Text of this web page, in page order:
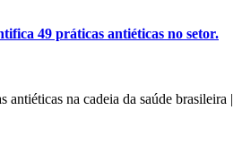
49 práticas antiéticas no setor.
antiéticas na cadeia da saúde brasileira |